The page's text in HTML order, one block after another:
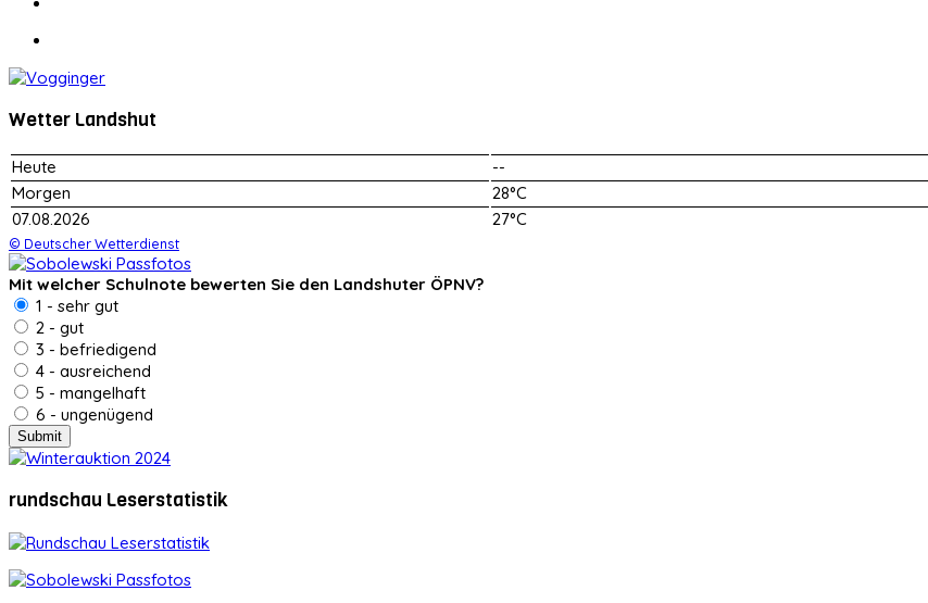
Wetter Landshut
Heute
--
Morgen
28°C
07.08.2026
27°C
© Deutscher Wetterdienst
Mit welcher Schulnote bewerten Sie den Landshuter ÖPNV?
1 - sehr gut
2 - gut
3 - befriedigend
4 - ausreichend
5 - mangelhaft
6 - ungenügend
rundschau Leserstatistik